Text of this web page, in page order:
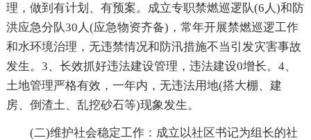
理，做到有计划、有预案。成立专职禁燃巡逻队(6人)和防
洪应急分队30人(应急物资齐备)，常年开展禁燃巡逻工作
和水环境治理，无违禁情况和防汛措施不当引发灾害事故
发生。3、长效抓好违法建设管理，违法建设0增长。4、
土地管理严格有效，一年内，无违法用地(搭大棚、建
房、倒渣土、乱挖砂石等)现象发生。
(二)维护社会稳定工作：成立以社区书记为组长的社